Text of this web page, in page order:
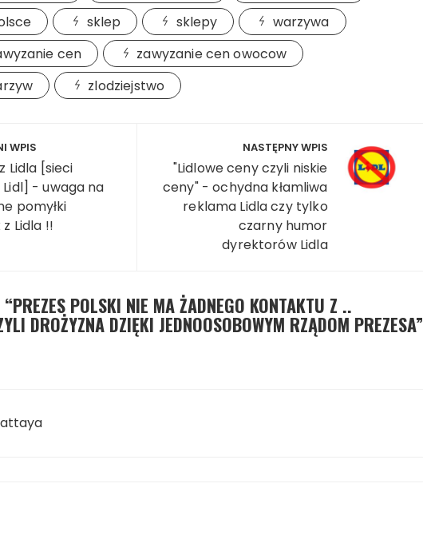
sklep sklepy
warzywa
cen
zawyzanie cen owocow
zlodziejstwo
WPIS
Lidla [sieci
- uwaga na
pomyłki
Lidla !!
NASTĘPNY WPIS
"Lidlowe ceny czyli niskie
ceny" - ochydna kłamliwa
reklama Lidla czy tylko
czarny humor
dyrektorów Lidla
PREZES POLSKI NIE MA ŻADNEGO KONTAKTU Z ..
DROŻYZNA DZIĘKI JEDNOOSOBOWYM RZĄDOM PREZESA”